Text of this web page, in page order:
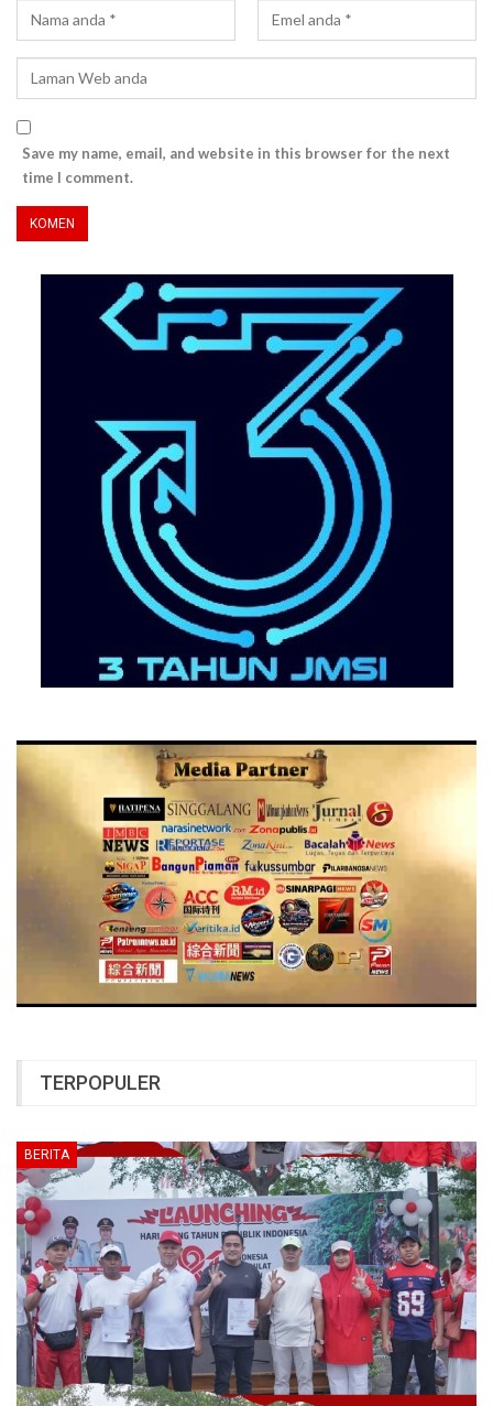
Save my name, email, and website in this browser for the next
time I comment.
TERPOPULER
BERITA